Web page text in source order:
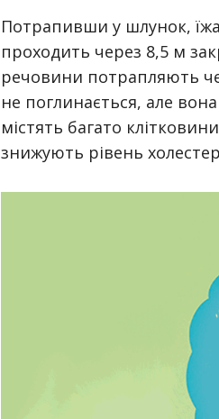
Потрапивши у шлунок,
проходить через 8,5 м
речовини потрапляють
не поглинається, але
містять багато
знижують рівень